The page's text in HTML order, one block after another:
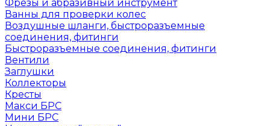
Фрезы и абразивный инструмент
Ванны для проверки колес
Воздушные шланги, быстроразъемные
соединения, фитинги
Быстроразъемные соединения, фитинги
Вентили
Заглушки
Коллекторы
Кресты
Макси БРС
Мини БРС